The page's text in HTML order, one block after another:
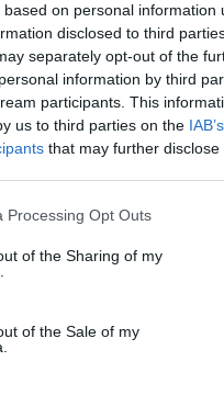
on personal information
disclosed to third
separately opt-out of the
information by third
participants. This
us to third parties on the
that may further
Processing Opt Outs
of the Sharing of my
of the Sale of my
εξηγεί:
πλάσμα (PRP),
ιδιότητες του
του
αναγέννηση των
διεγείρουμε την
τις λεπτές
λάμψη και
παρόμοια αισθητικά